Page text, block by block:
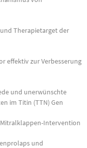
Therapietarget der
effektiv zur Verbesserung
und unerwünschte
im Titin (TTN) Gen
Intervention
und